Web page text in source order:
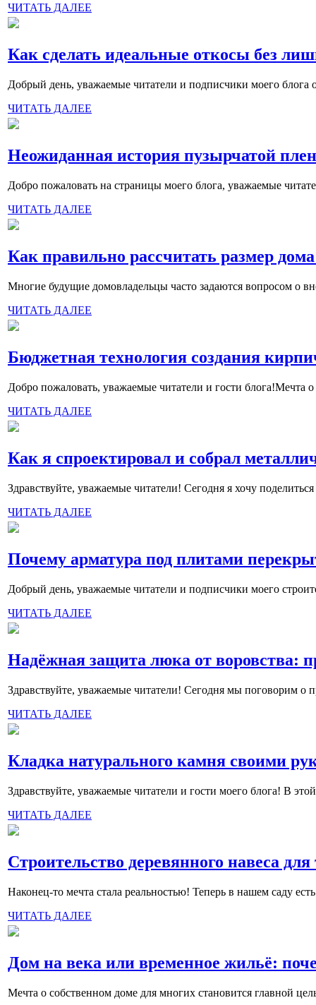
ЧИТАТЬ ДАЛЕЕ
Как сделать идеальные откосы без
Добрый день, уважаемые читатели и подписчики моего блога
ЧИТАТЬ ДАЛЕЕ
Неожиданная история пузырчатой
Добро пожаловать на страницы моего блога, уважаемые
ЧИТАТЬ ДАЛЕЕ
Как правильно рассчитать размер
Многие будущие домовладельцы часто задаются вопросом о
ЧИТАТЬ ДАЛЕЕ
Бюджетная технология создания
Добро пожаловать, уважаемые читатели и гости блога!Мечта
ЧИТАТЬ ДАЛЕЕ
Как я спроектировал и собрал
Здравствуйте, уважаемые читатели! Сегодня я хочу
ЧИТАТЬ ДАЛЕЕ
Почему арматура под плитами
Добрый день, уважаемые читатели и подписчики моего
ЧИТАТЬ ДАЛЕЕ
Надёжная защита люка от воровства:
Здравствуйте, уважаемые читатели! Сегодня мы поговорим
ЧИТАТЬ ДАЛЕЕ
Кладка натурального камня своими
Здравствуйте, уважаемые читатели и гости моего блога! В
ЧИТАТЬ ДАЛЕЕ
Строительство деревянного навеса
Наконец-то мечта стала реальностью! Теперь в нашем саду
ЧИТАТЬ ДАЛЕЕ
Дом на века или временное жильё:
Мечта о собственном доме для многих становится главной